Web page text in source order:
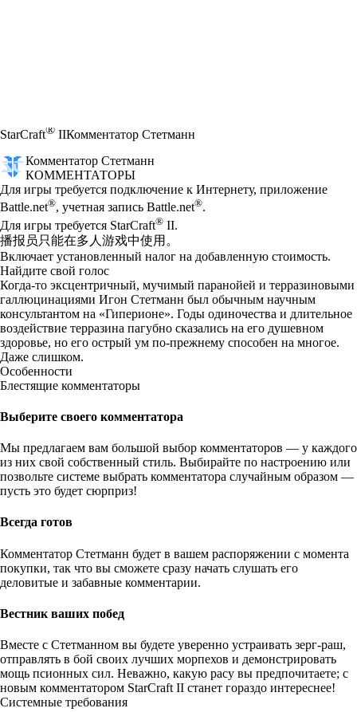
StarCraft® IIКомментатор Стетманн
Комментатор Стетманн
КОММЕНТАТОРЫ
Цена
Available actions
Для игры требуется подключение к Интернету, приложение
Battle.net®, учетная запись Battle.net®.
Для игры требуется StarCraft® II.
播报员只能在多人游戏中使用。
Включает установленный налог на добавленную стоимость.
Найдите свой голос
Когда-то эксцентричный, мучимый паранойей и терразиновыми
галлюцинациями Игон Стетманн был обычным научным
консультантом на «Гиперионе». Годы одиночества и длительное
воздействие терразина пагубно сказались на его душевном
здоровье, но его острый ум по-прежнему способен на многое.
Даже слишком.
Особенности
Блестящие комментаторы
Выберите своего комментатора
Мы предлагаем вам большой выбор комментаторов — у каждого
из них свой собственный стиль. Выбирайте по настроению или
позвольте системе выбрать комментатора случайным образом —
пусть это будет сюрприз!
Всегда готов
Комментатор Стетманн будет в вашем распоряжении с момента
покупки, так что вы сможете сразу начать слушать его
деловитые и забавные комментарии.
Вестник ваших побед
Вместе с Стетманном вы будете уверенно устраивать зерг-раш,
отправлять в бой своих лучших морпехов и демонстрировать
мощь псионных сил. Неважно, какую расу вы предпочитаете; с
новым комментатором StarCraft II станет гораздо интереснее!
Системные требования